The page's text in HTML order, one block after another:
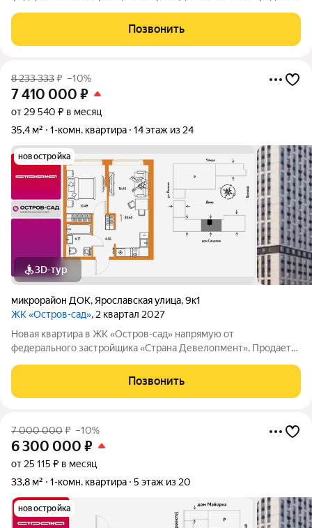
Девелопмент. Площадь квартиры 30,83 кв. м. Жилой комплекс
Позвонить
8 233 333₽ –10%
7 410 000 ₽
от 29 540 ₽ в месяц
35,4 м²
1-комн. квартира 14 этаж из 24
новостройка
3D-тур
микрорайон ДОК, Ярославская улица,9к1
ЖК «Остров-сад», 2 квартал 2027
Новая квартира в ЖК «Остров-сад» напрямую от
федерального застройщика «Страна Девелопмент». Продается
Девелопмент. Площадь квартиры 35,43 кв. м. Жилой комплекс
Позвонить
7 000 000₽ –10%
6 300 000 ₽
от 25 115 ₽ в месяц
33,8 м²
1-комн. квартира 5 этаж из 20
новостройка